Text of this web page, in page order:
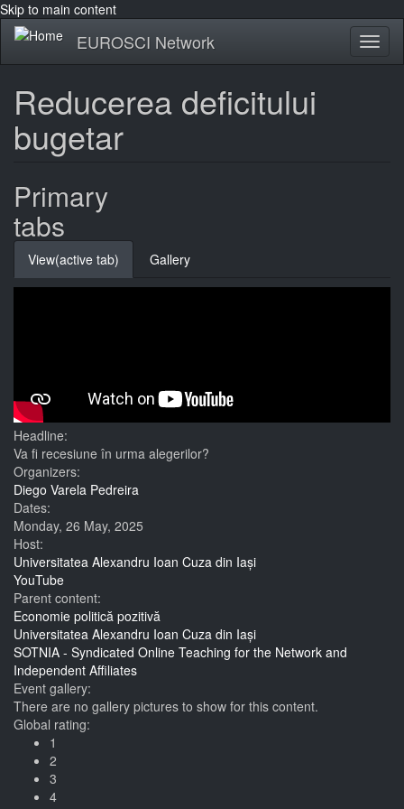
Skip to main content
EUROSCI Network
Reducerea deficitului
bugetar
Primary
tabs
View(active tab) Gallery
Headline:
Va fi recesiune în urma alegerilor?
Organizers:
Diego Varela Pedreira
Dates:
Monday, 26 May, 2025
Host:
Universitatea Alexandru Ioan Cuza din Iași
YouTube
Parent content:
Economie politică pozitivă
Universitatea Alexandru Ioan Cuza din Iași
SOTNIA - Syndicated Online Teaching for the Network and
Independent Affiliates
Event gallery:
There are no gallery pictures to show for this content.
Global rating:
1
2
3
4